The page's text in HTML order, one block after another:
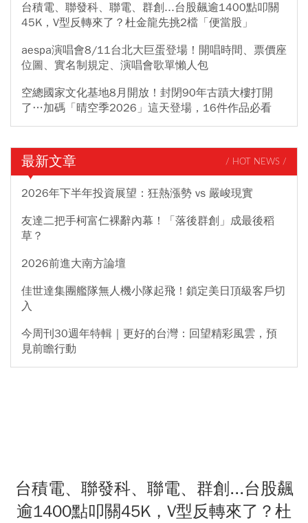
台積電、聯發科、聯電、群創...台股飆逾1400點叩關
45K，V型反轉來了？杜金龍先挑2檔「便當股」
aespa演唱會8/11台北大巨蛋登場！開唱時間、票價座
位圖、實名制規定、演唱會歌單懶人包
空總國家文化基地8月開放！封閉90年古蹟大樓打開
了…加碼「晴空季2026」這天登場，16件作品必看
最新文章 / HOT NEWS /
2026年下半年投資展望：狂熱漲勢 vs 嚴峻現實
友達二把手柯富仁裸辭內幕！「落後群創」成最後稻
草？
2026前進大南方論壇
佳世達集團艦隊無人機小隊起飛！鎖定美日頂級客戶切
入
今周刊30週年特輯｜更好的台灣：回望精彩風雲，預
見前瞻行動
台積電、聯發科、聯電、群創...台股飆
逾1400點叩關45K，V型反轉來了？杜